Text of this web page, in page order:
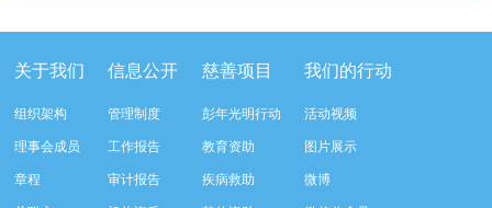
徐滨先生当选余彭年慈善基金会第四届
先生依次为新一任理事长徐滨先生及秘
新起点上，基金会将始终坚守创立初
心，继续沿着余彭年先生的慈善足迹稳
步前行：一方面将持续巩固已有的品牌
公益项目优势，把帮扶资源更精准地向
家中。简朴的乡村民居陈设简单，老人
往日家中大大小小的农活，全都压在了
老伴一人肩上。此前季爷爷的左眼早已
彻底失明，卧床的日子里视野一片昏
暗，行动受限再加上双目近乎失明，老
人常常对往后的生活满心忧虑。得益于
光明行动”在内蒙的点点滴滴，并希望
覆盖，加强术后随访与科普宣传，同时
仪式后余彭年慈善基金会一行实地探访
了项目实施的一线情况，详细了解了患
流程就诊环节。 探访结束后，我们一行
开始对参与项目的患者进行了随机的回
曾经被白内障困扰的老人，在接受
发生了怎样的变化。“现在能看清菜苗
来到涟源市渡头塘乡洪家村。72岁的曾
爷爷正在自家菜地里忙碌。他曾是村里
见，另一只眼睛的视力也越来越差。以
关于我们
组织架构
理事会成员
章程
信息公开
管理制度
工作报告
审计报告
慈善项目
彭年光明行动
教育资助
疾病救助
我们的行动
活动视频
图片展示
微博